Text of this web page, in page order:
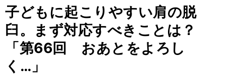
連載
新刊
検索する
子どもに起こりやすい肩の脱
臼。まず対応すべきことは？
「第66回 おあとをよろし
く…」